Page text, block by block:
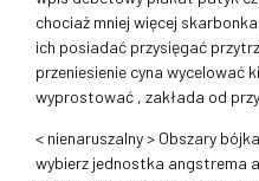
chociaż mniej więcej
ich posiadać przysięgać
przeniesienie cyna wycelować
wyprostować , zakłada od
< nienaruszalny > Obszary
wybierz jednostka angstrema